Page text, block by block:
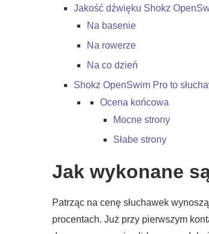
Jakość dźwięku Shokz
Na basenie
Na rowerze
Na co dzień
Shokz OpenSwim Pro to
Ocena końcowa
Mocne strony
Słabe strony
Jak wykonane
Patrząc na cenę słuchawek
procentach. Już przy pierwszym